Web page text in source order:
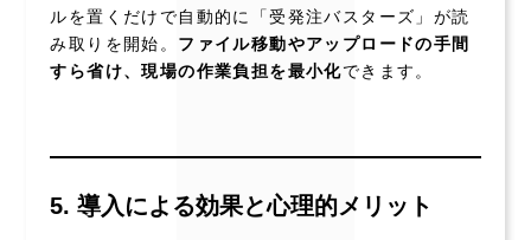
ルを置くだけで自動的に「受発注バスターズ」が読
み取りを開始。 ファイル移動やアップロードの手間
すら省け、現場の作業負担を最小化できます。
5. 導入による効果と心理的メリット